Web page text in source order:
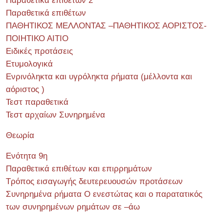
Παραθετικά επιθέτων
ΠΑΘΗΤΙΚΟΣ ΜΕΛΛΟΝΤΑΣ –ΠΑΘΗΤΙΚΟΣ ΑΟΡΙΣΤΟΣ-
ΠΟΙΗΤΙΚΟ ΑΙΤΙΟ
Ειδικές προτάσεις
Ετυμολογικά
Ενρινόληκτα και υγρόληκτα ρήματα (μέλλοντα και
αόριστος )
Τεστ παραθετικά
Τεστ αρχαίων Συνηρημένα
Θεωρία
Ενότητα 9η
Παραθετικά επιθέτων και επιρρημάτων
Τρόπος εισαγωγής δευτερευουσών προτάσεων
Συνηρημένα ρήματα Ο ενεστώτας και ο παρατατικός
των συνηρημένων ρημάτων σε –άω